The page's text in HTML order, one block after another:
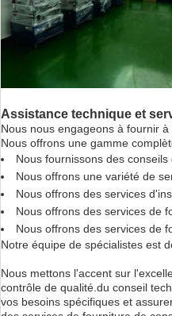
Assistance technique et
Nous nous engageons à fournir
Nous offrons une gamme
Nous fournissons des
Nous offrons une variété de
Nous offrons des services
Nous offrons des services de
Nous offrons des services de
Notre équipe de spécialistes est
Nous mettons l'accent sur
contrôle de qualité.du conseil
vos besoins spécifiques et